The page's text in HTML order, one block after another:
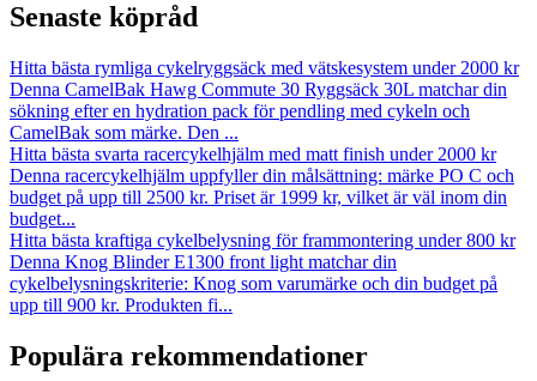
Senaste köpråd
Hitta bästa rymliga cykelryggsäck med vätskesystem under 2000 kr
Denna CamelBak Hawg Commute 30 Ryggsäck 30L matchar din
sökning efter en hydration pack för pendling med cykeln och
CamelBak som märke. Den ...
Hitta bästa svarta racercykelhjälm med matt finish under 2000 kr
Denna racercykelhjälm uppfyller din målsättning: märke PO C och
budget på upp till 2500 kr. Priset är 1999 kr, vilket är väl inom din
budget...
Hitta bästa kraftiga cykelbelysning för frammontering under 800 kr
Denna Knog Blinder E1300 front light matchar din
cykelbelysningskriterie: Knog som varumärke och din budget på
upp till 900 kr. Produkten fi...
Populära rekommendationer